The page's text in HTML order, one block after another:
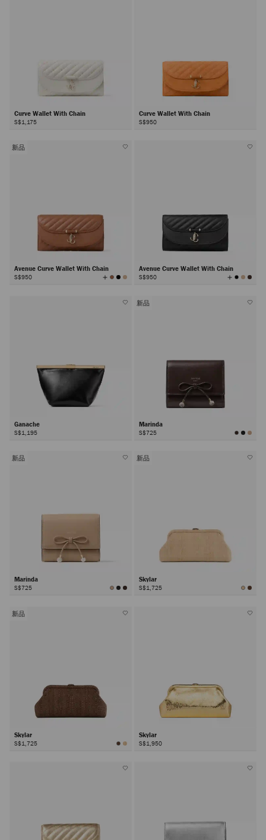
Curve Wallet With Chain
S$1,175
Curve Wallet With Chain
S$950
新品
Avenue Curve Wallet With Chain
S$950 查
看
Avenue Curve Wallet With Chain
S$950 查
看
Ganache
S$1,195
新品
Marinda
S$725
新品
Marinda
S$725
新品
Skylar
S$1,725
新品
Skylar
S$1,725
Skylar
S$1,950